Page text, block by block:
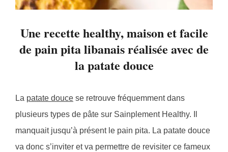
Une recette healthy, maison et facile
de pain pita libanais réalisée avec de
la patate douce
La patate douce se retrouve fréquemment dans
plusieurs types de pâte sur Sainplement Healthy. Il
manquait jusqu’à présent le pain pita. La patate douce
va donc s’inviter et va permettre de revisiter ce fameux